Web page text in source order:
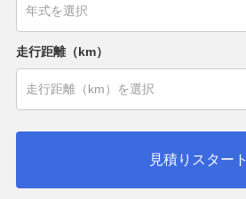
走行距離（km）
見積りスタート